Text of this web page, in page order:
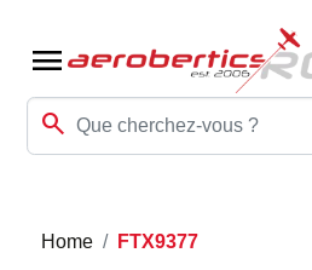
menu
search
Home FTX9377